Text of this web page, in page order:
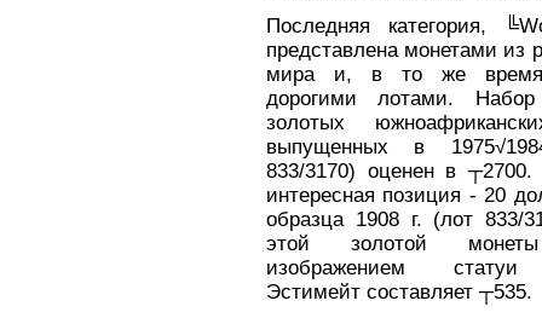
Последняя категория,
представлена монетами из
мира и, в то же
дорогими лотами.
золотых
выпущенных в
833/3170) оценен в
интересная позиция - 20
образца 1908 г. (лот 833/
этой золотой
изображением
Эстимейт составляет ┬535.